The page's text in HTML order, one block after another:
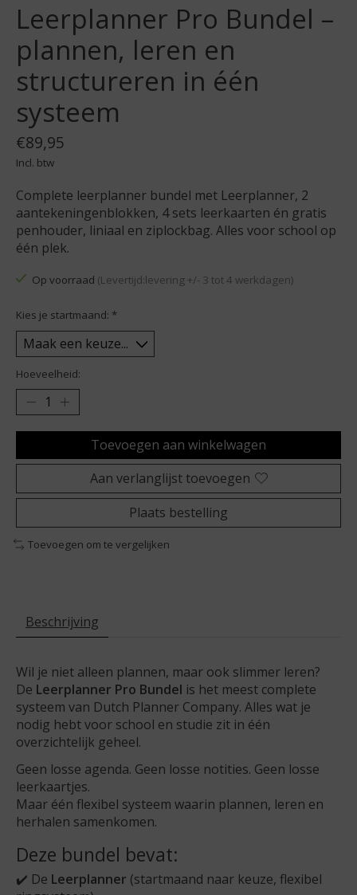
Leerplanner Pro Bundel –
plannen, leren en
structureren in één
systeem
€89,95
Incl. btw
Complete leerplanner bundel met Leerplanner, 2
aantekeningenblokken, 4 sets leerkaarten én gratis
penhouder, liniaal en ziplockbag. Alles voor school op
één plek.
Op voorraad (Levertijd:levering +/- 3 tot 4 werkdagen)
Kies je startmaand: *
Hoeveelheid:
Toevoegen aan winkelwagen
Aan verlanglijst toevoegen
Plaats bestelling
Toevoegen om te vergelijken
Beschrijving
Wil je niet alleen plannen, maar ook slimmer leren?
De Leerplanner Pro Bundel is het meest complete
systeem van Dutch Planner Company. Alles wat je
nodig hebt voor school en studie zit in één
overzichtelijk geheel.
Geen losse agenda. Geen losse notities. Geen losse
leerkaartjes.
Maar één flexibel systeem waarin plannen, leren en
herhalen samenkomen.
Deze bundel bevat:
✔️ De Leerplanner (startmaand naar keuze, flexibel